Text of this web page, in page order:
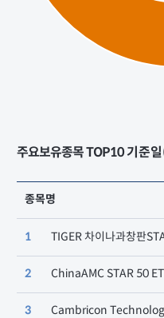
주요보유종목 TOP10기준
종목명
1 TIGER 차이나과창판
2 ChinaAMC STAR 50
3 Cambricon